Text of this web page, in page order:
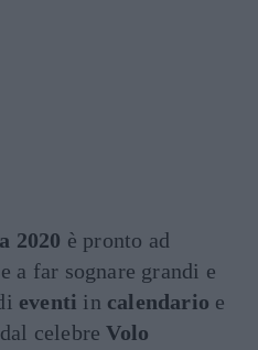
2020 è pronto ad
a far sognare grandi e
eventi in calendario e
celebreVolo